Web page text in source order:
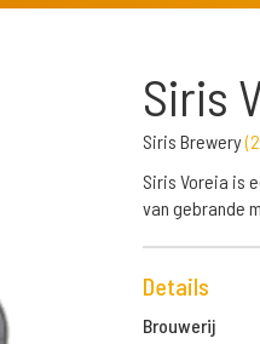
Siris
Siris Brewery(2
Siris Voreia is
van gebrande
Details
Brouwerij